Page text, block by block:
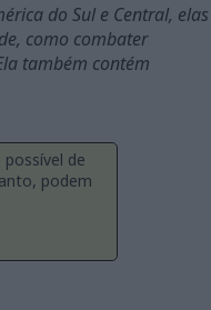
do Sul e Central, elas
como combater
também contém
de
podem